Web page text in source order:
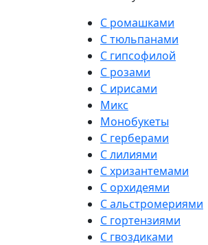
С ромашками
С тюльпанами
С гипсофилой
С розами
С ирисами
Микс
Монобукеты
С герберами
С лилиями
С хризантемами
С орхидеями
С альстромериями
С гортензиями
С гвоздиками